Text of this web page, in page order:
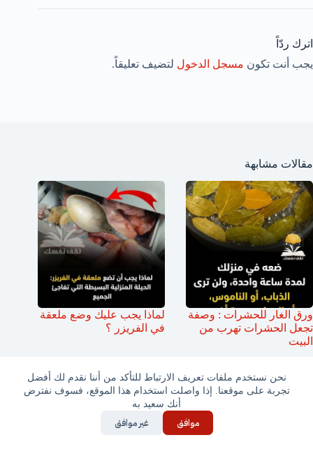
نحن نستخدم ملفات تعريف الارتباط للتأكد من أننا نقدم لك أفضل
تجربة على موقعنا. إذا واصلت استخدام هذا الموقع، فسوف نفترض
أنك سعيد به
موافق غير موافق
اترك ردّاً
يجب أنت تكون مسجل الدخول لتضيف تعليقاً.
مقالات مشابهة
ورق الغار للحشرات : وصفة
تجعل الحشرات تهرب من
البيت
لماذا يجب عليك وضع ملعقة
في الفريزر ؟